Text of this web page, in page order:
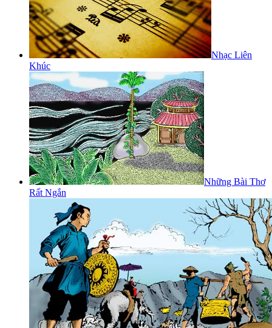
Nhạc Liên
Khúc
Những Bài Thơ
Rất Ngắn